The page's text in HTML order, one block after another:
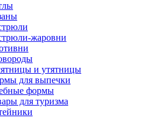
жаровни
и утятницы
для выпечки
формы
для туризма